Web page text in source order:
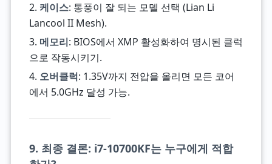
2. 케이스: 통풍이 잘 되는 모델 선택 (Lian Li
Lancool II Mesh).
3. 메모리: BIOS에서 XMP 활성화하여 명시된 클럭
으로 작동시키기.
4. 오버클럭: 1.35V까지 전압을 올리면 모든 코어
에서 5.0GHz 달성 가능.
9. 최종 결론: i7-10700KF는 누구에게 적합